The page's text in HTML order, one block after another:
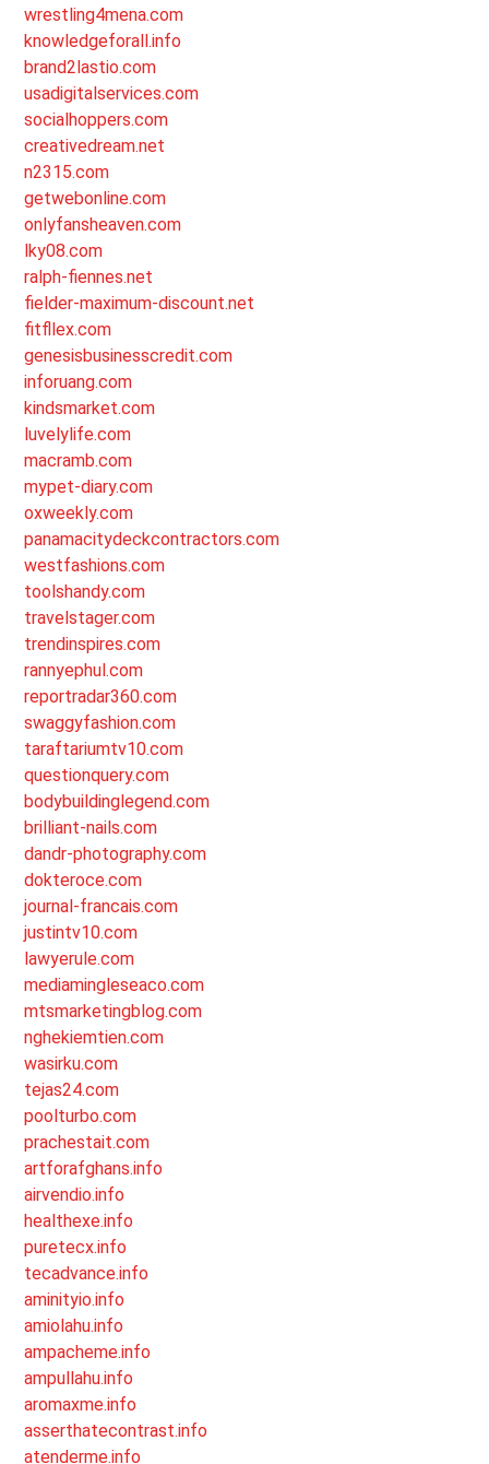
wrestling4mena.com
knowledgeforall.info
brand2lastio.com
usadigitalservices.com
socialhoppers.com
creativedream.net
n2315.com
getwebonline.com
onlyfansheaven.com
lky08.com
ralph-fiennes.net
fielder-maximum-discount.net
fitfllex.com
genesisbusinesscredit.com
inforuang.com
kindsmarket.com
luvelylife.com
macramb.com
mypet-diary.com
oxweekly.com
panamacitydeckcontractors.com
westfashions.com
toolshandy.com
travelstager.com
trendinspires.com
rannyephul.com
reportradar360.com
swaggyfashion.com
taraftariumtv10.com
questionquery.com
bodybuildinglegend.com
brilliant-nails.com
dandr-photography.com
dokteroce.com
journal-francais.com
justintv10.com
lawyerule.com
mediamingleseaco.com
mtsmarketingblog.com
nghekiemtien.com
wasirku.com
tejas24.com
poolturbo.com
prachestait.com
artforafghans.info
airvendio.info
healthexe.info
puretecx.info
tecadvance.info
aminityio.info
amiolahu.info
ampacheme.info
ampullahu.info
aromaxme.info
asserthatecontrast.info
atenderme.info